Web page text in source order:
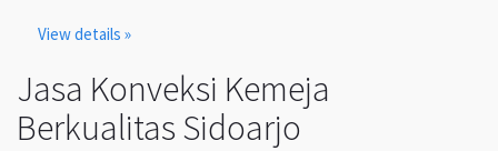
View details »
Jasa Konveksi Kemeja
Berkualitas Sidoarjo